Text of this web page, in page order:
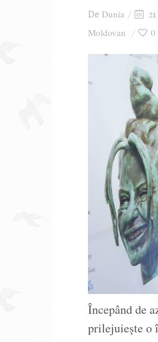
De Dunia
Moldovan
0
Începând de
prilejuiește o